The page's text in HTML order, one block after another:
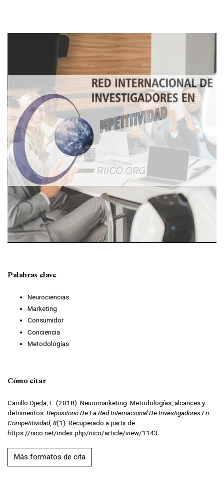
Imagen de portada
Palabras clave
Neurociencias
Marketing
Consumidor
Conciencia
Metodologías
Cómo citar
Carrillo Ojeda, E. (2018). Neuromarketing: Metodologías, alcances y
detrimentos. Repositorio De La Red Internacional De Investigadores En
Competitividad, 8(1). Recuperado a partir de
https://riico.net/index.php/riico/article/view/1143
Más formatos de cita